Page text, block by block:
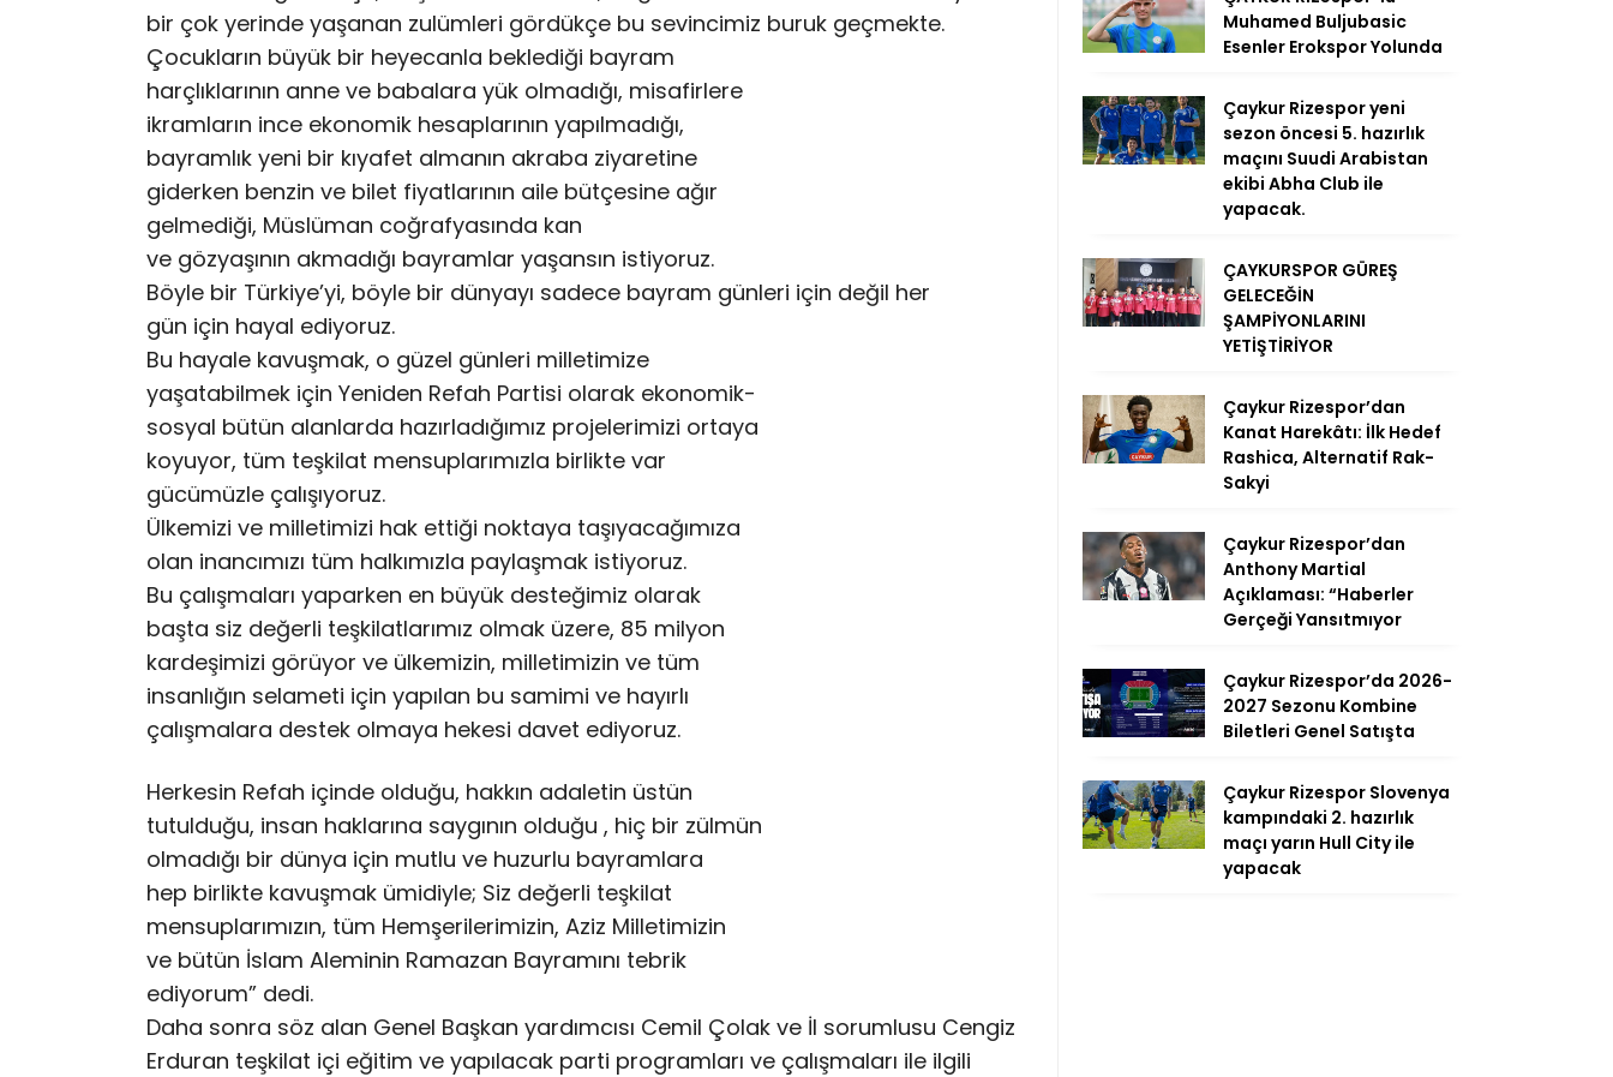
bir çok yerinde yaşanan zulümleri gördükçe bu sevincimiz buruk geçmekte.
Çocukların büyük bir heyecanla beklediği bayram
harçlıklarının anne ve babalara yük olmadığı, misafirlere
ikramların ince ekonomik hesaplarının yapılmadığı,
bayramlık yeni bir kıyafet almanın akraba ziyaretine
giderken benzin ve bilet fiyatlarının aile bütçesine ağır
gelmediği, Müslüman coğrafyasında kan
ve gözyaşının akmadığı bayramlar yaşansın istiyoruz.
Böyle bir Türkiye’yi, böyle bir dünyayı sadece bayram günleri için değil her
gün için hayal ediyoruz.
Bu hayale kavuşmak, o güzel günleri milletimize
yaşatabilmek için Yeniden Refah Partisi olarak ekonomik-
sosyal bütün alanlarda hazırladığımız projelerimizi ortaya
koyuyor, tüm teşkilat mensuplarımızla birlikte var
gücümüzle çalışıyoruz.
Ülkemizi ve milletimizi hak ettiği noktaya taşıyacağımıza
olan inancımızı tüm halkımızla paylaşmak istiyoruz.
Bu çalışmaları yaparken en büyük desteğimiz olarak
başta siz değerli teşkilatlarımız olmak üzere, 85 milyon
kardeşimizi görüyor ve ülkemizin, milletimizin ve tüm
insanlığın selameti için yapılan bu samimi ve hayırlı
çalışmalara destek olmaya hekesi davet ediyoruz.
Herkesin Refah içinde olduğu, hakkın adaletin üstün
tutulduğu, insan haklarına saygının olduğu , hiç bir zülmün
olmadığı bir dünya için mutlu ve huzurlu bayramlara
hep birlikte kavuşmak ümidiyle; Siz değerli teşkilat
mensuplarımızın, tüm Hemşerilerimizin, Aziz Milletimizin
ve bütün İslam Aleminin Ramazan Bayramını tebrik
ediyorum” dedi.
Daha sonra söz alan Genel Başkan yardımcısı Cemil Çolak ve İl sorumlusu Cengiz
Erduran teşkilat içi eğitim ve yapılacak parti programları ve çalışmaları ile ilgili
Muhamed Buljubasic
Esenler Erokspor Yolunda
Çaykur Rizespor yeni
sezon öncesi 5. hazırlık
maçını Suudi Arabistan
ekibi Abha Club ile
yapacak.
ÇAYKURSPOR GÜREŞ
GELECEĞİN
ŞAMPİYONLARINI
YETİŞTİRİYOR
Çaykur Rizespor’dan
Kanat Harekâtı: İlk Hedef
Rashica, Alternatif Rak-
Sakyi
Çaykur Rizespor’dan
Anthony Martial
Açıklaması: “Haberler
Gerçeği Yansıtmıyor
Çaykur Rizespor’da 2026-
2027 Sezonu Kombine
Biletleri Genel Satışta
Çaykur Rizespor Slovenya
kampındaki 2. hazırlık
maçı yarın Hull City ile
yapacak